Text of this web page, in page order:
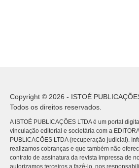
Copyright © 2026 - ISTOÉ
Todos os direitos reservados.
A ISTOÉ PUBLICAÇÕES LTDA é um portal
vinculação editorial e societária com a
PUBLICACÕES LTDA (recuperação judicial).
realizamos cobranças e que também não
contrato de assinatura da revista impressa de
autorizamos terceiros a fazê-lo, nos